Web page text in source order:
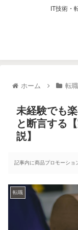
IT技術・
ホーム 転職
未経験でも
と断言する
説】
記事内に商品プロモーショ
転職